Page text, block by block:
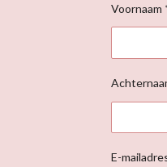
Voornaam
E-